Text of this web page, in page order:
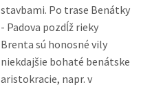
stavbami. Po trase Benátky
- Padova pozdĺž rieky
Brenta sú honosné vily
niekdajšie bohaté benátske
aristokracie, napr. v